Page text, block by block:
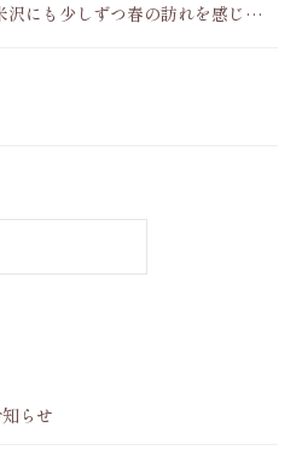
にも少しずつ春の訪れを感じる
らせ